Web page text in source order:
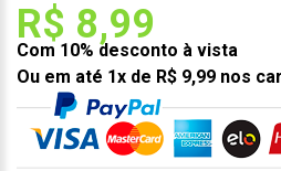
R$ 8,99
Com 10% desconto à vista
Ou em até 1x de R$ 9,99 nos